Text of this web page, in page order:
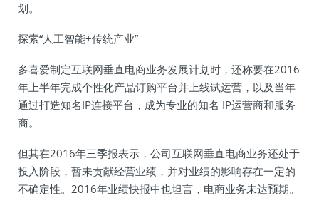
划。
探索“人工智能+传统产业”
多喜爱制定互联网垂直电商业务发展计划时，还称要在2016
年上半年完成个性化产品订购平台并上线试运营，以及当年
通过打造知名IP连接平台，成为专业的知名 IP运营商和服务
商。
但其在2016年三季报表示，公司互联网垂直电商业务还处于
投入阶段，暂未贡献经营业绩，并对业绩的影响存在一定的
不确定性。2016年业绩快报中也坦言，电商业务未达预期。